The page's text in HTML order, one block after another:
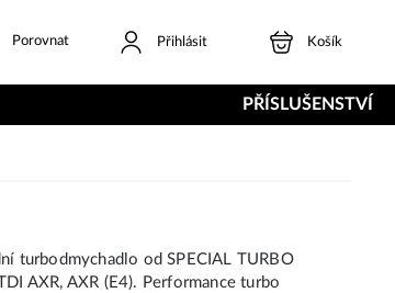
Porovnat Přihlásit Košík
PŘÍSLUŠENSTVÍ
turbodmychadlo od SPECIAL TURBO
AXR, AXR (E4). Performance turbo